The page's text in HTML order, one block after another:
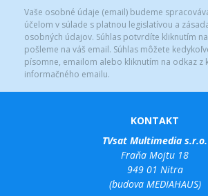
Vaše osobné údaje (email) budeme
účelom v súlade s platnou legislatívou a
osobných údajov. Súhlas potvrdíte kliknutím
pošleme na váš email. Súhlas môžete
písomne, emailom alebo kliknutím na odkaz z
informačného emailu.
KONTAKT
TVsat Multimedia s.r.o.
Fraňa Mojtu 18
949 01 Nitra
(budova MEDIAHAUS)